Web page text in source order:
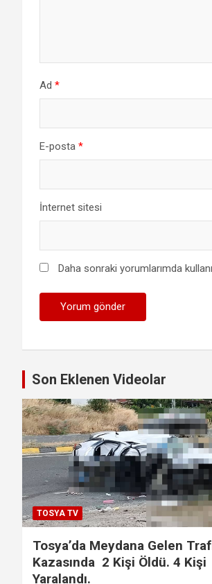
Ad *
E-posta *
İnternet sitesi
Daha sonraki yorumlarımda
Son Eklenen Videolar
TOSYA TV
Tosya’da Meydana Gelen
Kazasında 2 Kişi Öldü. 4 Kişi
Yaralandı.